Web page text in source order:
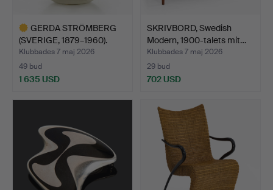
GERDA STRÖMBERG
(SVERIGE, 1879–1960).
Vas…
Klubbades 7 maj 2026
49 bud
1 635 USD
SKRIVBORD, Swedish
Modern, 1900-talets mit…
Klubbades 7 maj 2026
29 bud
702 USD